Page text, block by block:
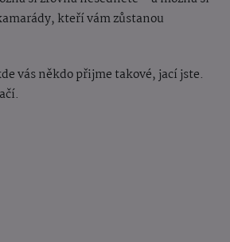
kteří vám zůstanou
vás někdo přijme takové, jací jste.